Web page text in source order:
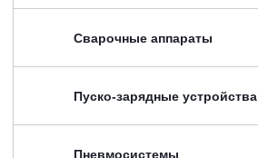
Сварочные аппараты
Пуско-зарядные устройства
Пневмосистемы